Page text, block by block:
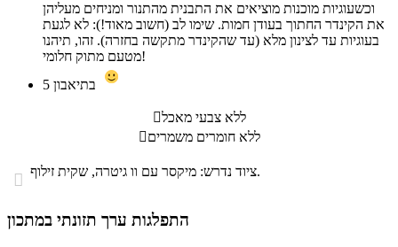
וכשעוגיות מוכנות מוציאים את התבנית מהתנור ומניחים מעליהן
את הקינדר החתוך בעודן חמות. שימו לב (חשוב מאוד!): לא לגעת
בעוגיות עד לצינון מלא (עד שהקינדר מתקשה בחזרה). זהו, תיהנו
מטעם מתוק חלומי!
5
ללא צבעי מאכל
ללא חומרים משמרים
 ציוד נדרש: מיקסר עם וו גיטרה, שקית זילוף.
התפלגות ערך תזונתי במתכון